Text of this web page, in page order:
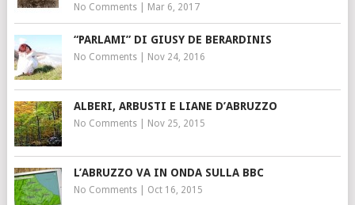
No Comments| Mar 6, 2017
“PARLAMI” DI GIUSY DE BERARDINIS
No Comments| Nov 24, 2016
ALBERI, ARBUSTI E LIANE D’ABRUZZO
No Comments| Nov 25, 2015
L’ABRUZZO VA IN ONDA SULLA BBC
No Comments| Oct 16, 2015